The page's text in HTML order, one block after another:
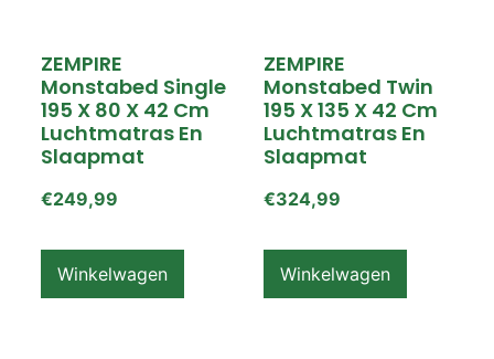
ZEMPIRE
Monstabed Single
195 X 80 X 42 Cm
Luchtmatras En
Slaapmat
€249,99
Winkelwagen
ZEMPIRE
Monstabed Twin
195 X 135 X 42 Cm
Luchtmatras En
Slaapmat
€324,99
Winkelwagen